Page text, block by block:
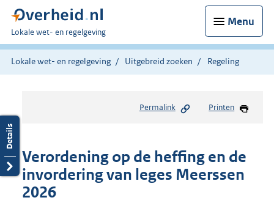
Menu
U
bent
hier:
Lokale wet- en regelgeving
Lokale wet- en regelgeving Uitgebreid zoeken Regeling
Permalink Printen
Verordening op de heffing en de
invordering van leges Meerssen
2026